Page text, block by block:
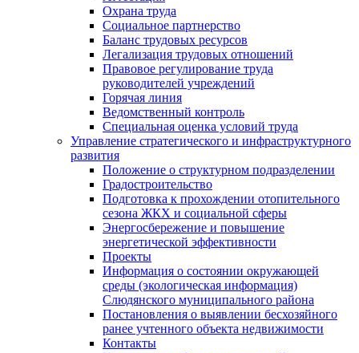
Охрана труда
Социальное партнерство
Баланс трудовых ресурсов
Легализация трудовых отношений
Правовое регулирование труда
руководителей учреждений
Горячая линия
Ведомственный контроль
Специальная оценка условий труда
Управление стратегического и инфраструктурного
развития
Положение о структурном подразделении
Градостроительство
Подготовка к прохождении отопительного
сезона ЖКХ и социальной сферы
Энергосбережение и повышение
энергетической эффективности
Проекты
Информация о состоянии окружающей
среды (экологическая информация)
Слюдянского муниципального района
Постановления о выявлении бесхозяйного
ранее учтенного объекта недвижимости
Контакты